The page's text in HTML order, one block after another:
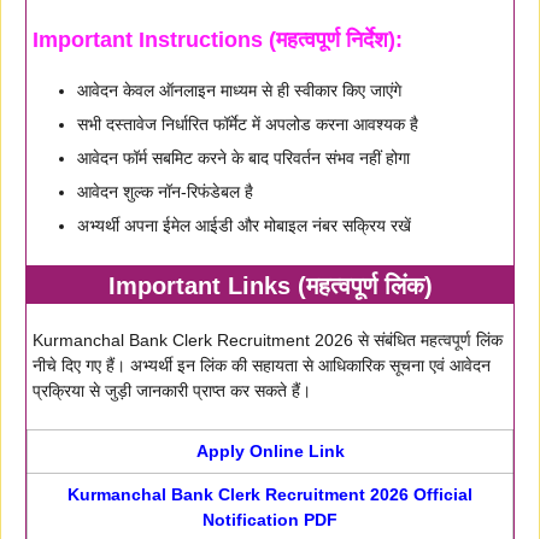
Important Instructions (महत्वपूर्ण निर्देश):
आवेदन केवल ऑनलाइन माध्यम से ही स्वीकार किए जाएंगे
सभी दस्तावेज निर्धारित फॉर्मेट में अपलोड करना आवश्यक है
आवेदन फॉर्म सबमिट करने के बाद परिवर्तन संभव नहीं होगा
आवेदन शुल्क नॉन-रिफंडेबल है
अभ्यर्थी अपना ईमेल आईडी और मोबाइल नंबर सक्रिय रखें
Important Links (महत्वपूर्ण लिंक)
Kurmanchal Bank Clerk Recruitment 2026 से संबंधित महत्वपूर्ण लिंक
नीचे दिए गए हैं। अभ्यर्थी इन लिंक की सहायता से आधिकारिक सूचना एवं आवेदन
प्रक्रिया से जुड़ी जानकारी प्राप्त कर सकते हैं।
Apply Online Link
Kurmanchal Bank Clerk Recruitment 2026 Official
Notification PDF